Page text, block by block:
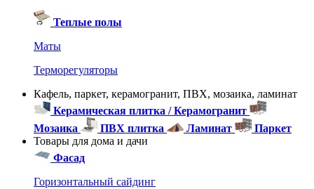
Теплые полы
Маты
Терморегуляторы
Кафель, паркет, керамогранит, ПВХ, мозаика, ламинат
Керамическая плитка / Керамогранит
Мозаика
ПВХ плитка Ламинат
Паркет
Товары для дома и дачи
Фасад
Горизонтальный сайдинг